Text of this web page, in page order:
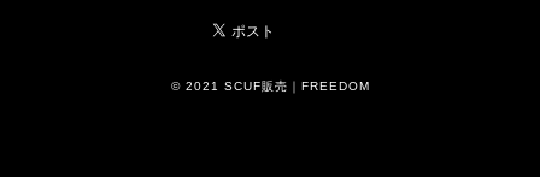
© 2021 SCUF販売｜FREEDOM